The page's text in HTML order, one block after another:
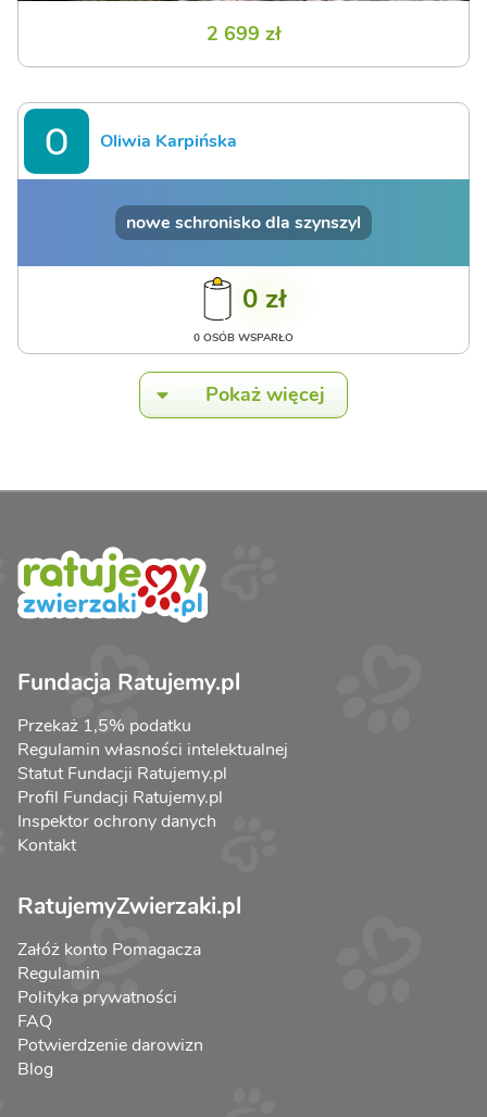
2 699 zł
Oliwia Karpińska
nowe schronisko dla szynszyl
0 zł
0 OSÓB WSPARŁO
Pokaż więcej
Fundacja Ratujemy.pl
Przekaż 1,5% podatku
Regulamin własności intelektualnej
Statut Fundacji Ratujemy.pl
Profil Fundacji Ratujemy.pl
Inspektor ochrony danych
Kontakt
RatujemyZwierzaki.pl
Załóż konto Pomagacza
Regulamin
Polityka prywatności
FAQ
Potwierdzenie darowizn
Blog